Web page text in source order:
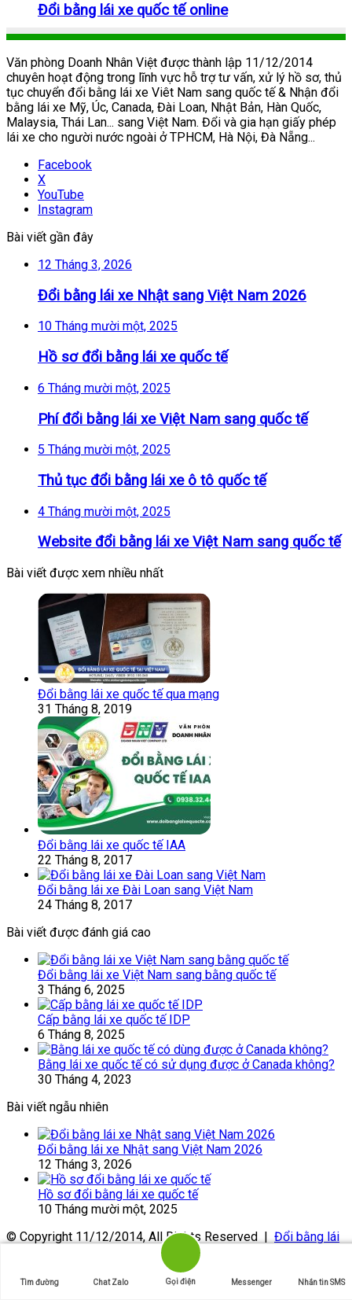
Đổi bằng lái xe quốc tế online
Văn phòng Doanh Nhân Việt được thành lập 11/12/2014
chuyên hoạt động trong lĩnh vực hỗ trợ tư vấn, xử lý hồ sơ, thủ
tục chuyển đổi bằng lái xe Viêt Nam sang quốc tế & Nhận đổi
bằng lái xe Mỹ, Úc, Canada, Đài Loan, Nhật Bản, Hàn Quốc,
Malaysia, Thái Lan... sang Việt Nam. Đổi và gia hạn giấy phép
lái xe cho người nước ngoài ở TPHCM, Hà Nội, Đà Nẵng...
Facebook
X
YouTube
Instagram
Bài viết gần đây
12 Tháng 3, 2026
Đổi bằng lái xe Nhật sang Việt Nam 2026
10 Tháng mười một, 2025
Hồ sơ đổi bằng lái xe quốc tế
6 Tháng mười một, 2025
Phí đổi bằng lái xe Việt Nam sang quốc tế
5 Tháng mười một, 2025
Thủ tục đổi bằng lái xe ô tô quốc tế
4 Tháng mười một, 2025
Website đổi bằng lái xe Việt Nam sang quốc tế
Bài viết được xem nhiều nhất
Đổi bằng lái xe quốc tế qua mạng
31 Tháng 8, 2019
Đổi bằng lái xe quốc tế IAA
22 Tháng 8, 2017
Đổi bằng lái xe Đài Loan sang Việt Nam
24 Tháng 8, 2017
Bài viết được đánh giá cao
Đổi bằng lái xe Việt Nam sang bằng quốc tế
3 Tháng 6, 2025
Cấp bằng lái xe quốc tế IDP
6 Tháng 8, 2025
Bằng lái xe quốc tế có sử dụng được ở Canada không?
30 Tháng 4, 2023
Bài viết ngẫu nhiên
Đổi bằng lái xe Nhật sang Việt Nam 2026
12 Tháng 3, 2026
Hồ sơ đổi bằng lái xe quốc tế
10 Tháng mười một, 2025
© Copyright 11/12/2014, All Rights Reserved | Đổi bằng lái
Đổi bằng lái xe nước ngoài
Tìm đường Chat Zalo Gọi điện Messenger Nhắn tin SMS